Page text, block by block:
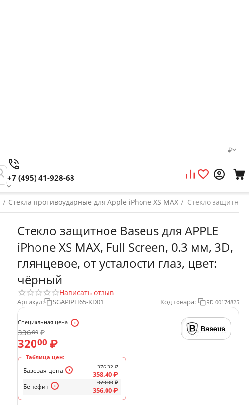
₽
+7 (495) 41-928-68
/ Стёкла противоударные для Apple iPhone XS MAX / Стекло защитное
Стекло защитное Baseus для APPLE
iPhone XS MAX, Full Screen, 0.3 мм, 3D,
глянцевое, от усталости глаз, цвет:
чёрный
Написать отзыв
Артикул: SGAPIPH65-KD01 Код товара: RD-00174825
Специальная цена
33600₽
32000 ₽
Таблица цен:
Базовая цена
Бенефит
376.32 ₽
358.40₽
373.00 ₽
356.00₽